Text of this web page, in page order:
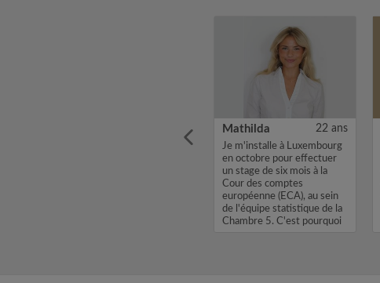
Mathilda 22 ans
Je m'installe à Luxembourg
en octobre pour effectuer
un stage de six mois à la
Cour des comptes
européenne (ECA), au sein
de l'équipe statistique de la
Chambre 5. C'est pourquoi